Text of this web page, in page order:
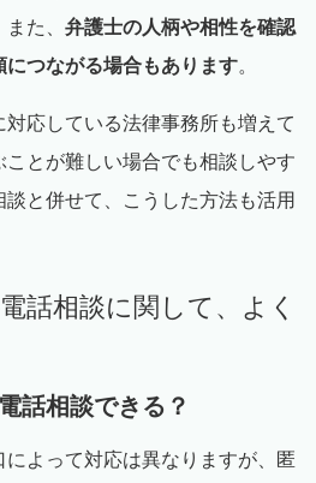
た、 弁護士の人柄や相性を確認
につながる場合もあります。
応している法律事務所も増えて
とが難しい場合でも相談しやす
談と併せて、こうした方法も活用
話相談に関して、よく
話相談できる？
よって対応は異なりますが、匿